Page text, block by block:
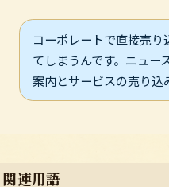
コーポレートで直接売
てしまうんです。ニュー
案内とサービスの売り込
関連用語